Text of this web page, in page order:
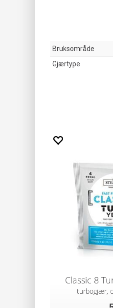
Bruksområde
Gjærtype
Classic 8
turbogjær,